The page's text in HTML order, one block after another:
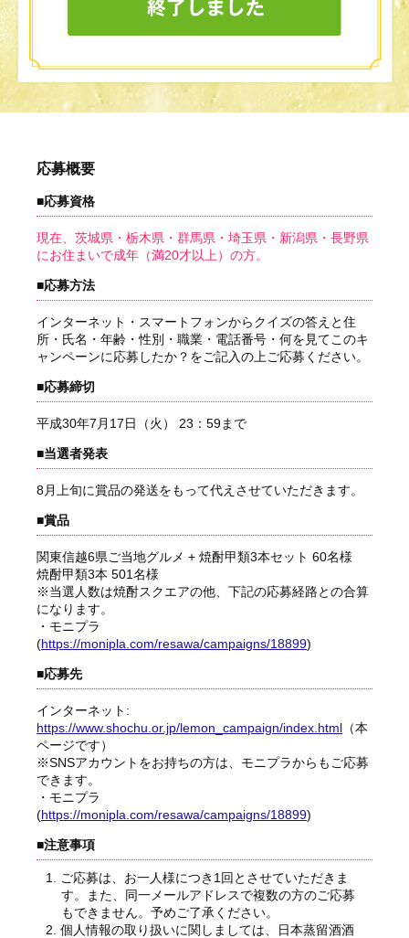
応募概要
■応募資格
現在、茨城県・栃木県・群馬県・埼玉県・新潟県・長野県
にお住まいで成年（満20才以上）の方。
■応募方法
インターネット・スマートフォンからクイズの答えと住
所・氏名・年齢・性別・職業・電話番号・何を見てこのキ
ャンペーンに応募したか？をご記入の上ご応募ください。
■応募締切
平成30年7月17日（火） 23：59まで
■当選者発表
8月上旬に賞品の発送をもって代えさせていただきます。
■賞品
関東信越6県ご当地グルメ + 焼酎甲類3本セット 60名様
焼酎甲類3本 501名様
※当選人数は焼酎スクエアの他、下記の応募経路との合算
になります。
・モニプラ
(https://monipla.com/resawa/campaigns/18899)
■応募先
インターネット:
https://www.shochu.or.jp/lemon_campaign/index.html （本
ページです）
※SNSアカウントをお持ちの方は、モニプラからもご応募
できます。
・モニプラ
(https://monipla.com/resawa/campaigns/18899)
■注意事項
1. ご応募は、お一人様につき1回とさせていただきま
す。また、同一メールアドレスで複数の方のご応募
もできません。予めご了承ください。
2. 個人情報の取り扱いに関しましては、日本蒸留酒酒